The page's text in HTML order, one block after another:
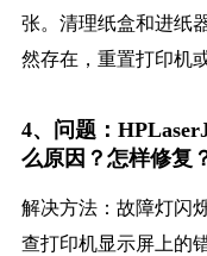
张。清理纸盒和进纸
然存在，重置打印机
4、问题：
么原因？怎样修复
解决方法：故障灯闪
查打印机显示屏上的